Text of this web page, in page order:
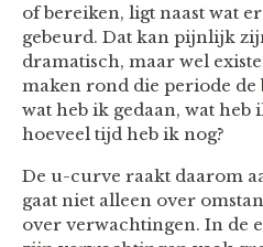
of bereiken, ligt naast wat
gebeurd. Dat kan pijnlijk
dramatisch, maar wel
maken rond die periode de
wat heb ik gedaan, wat heb
hoeveel tijd heb ik nog?
De u-curve raakt daarom
gaat niet alleen over
over verwachtingen. In de